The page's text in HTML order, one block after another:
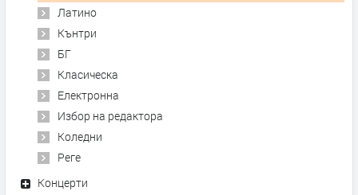
Латино
Кънтри
БГ
Класическа
Електронна
Избор на редактора
Коледни
Реге
Концерти